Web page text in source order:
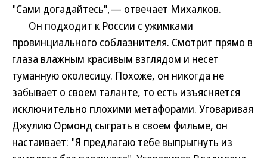
"Сами догадайтесь",— отвечает Михалков.
Он подходит к России с ужимками
провинциального соблазнителя. Смотрит прямо в
глаза влажным красивым взглядом и несет
туманную околесицу. Похоже, он никогда не
забывает о своем таланте, то есть изъясняется
исключительно плохими метафорами. Уговаривая
Джулию Ормонд сыграть в своем фильме, он
настаивает: "Я предлагаю тебе выпрыгнуть из